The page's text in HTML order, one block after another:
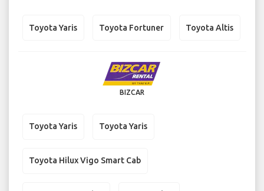
Toyota Yaris Toyota Fortuner Toyota Altis
BIZCAR
Toyota Yaris Toyota Yaris
Toyota Hilux Vigo Smart Cab